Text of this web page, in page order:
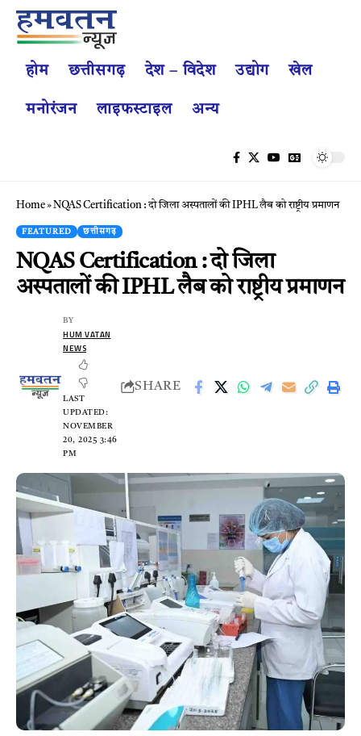
होम छत्तीसगढ़ देश – विदेश उद्योग खेल
मनोरंजन लाइफस्टाइल अन्य
Home» NQAS Certification : दो जिला अस्पतालों की IPHL लैब को राष्ट्रीय प्रमाणन
FEATURED छत्तीसगढ़
NQAS Certification : दो जिला
अस्पतालों की IPHL लैब को राष्ट्रीय प्रमाणन
LAST
UPDATED:
NOVEMBER
20, 2025 3:46
PM
BY
HUM VATAN
NEWS
SHARE